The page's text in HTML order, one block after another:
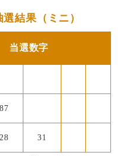
結果（ミニ）
当選数字
87
28 31